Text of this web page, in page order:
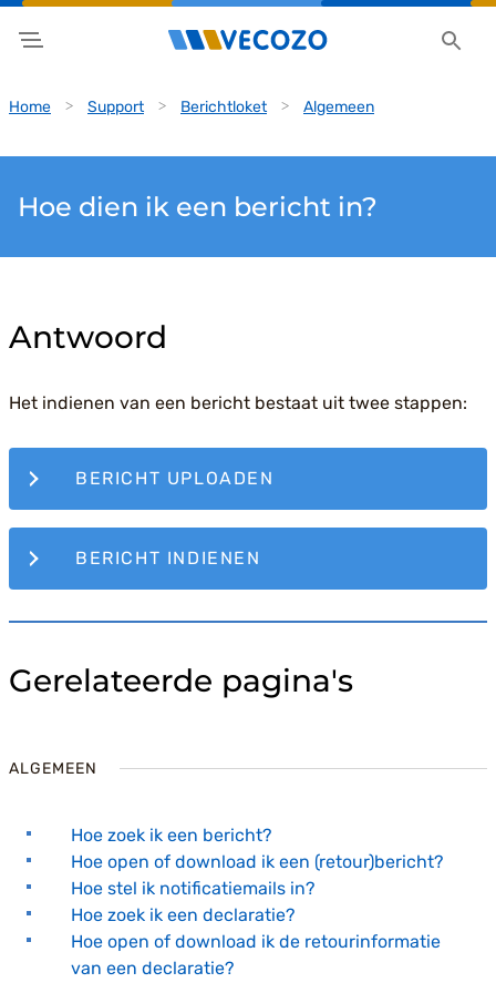
Home Support Berichtloket Algemeen
Hoe dien ik een bericht in?
Antwoord
Het indienen van een bericht bestaat uit twee stappen:
BERICHT UPLOADEN
BERICHT INDIENEN
Gerelateerde pagina's
ALGEMEEN
Hoe zoek ik een bericht?
Hoe open of download ik een (retour)bericht?
Hoe stel ik notificatiemails in?
Hoe zoek ik een declaratie?
Hoe open of download ik de retourinformatie
van een declaratie?